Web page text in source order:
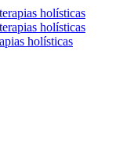
holísticas